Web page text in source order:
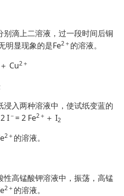
别滴上二溶液，过一段时间后铜
明显现象的是Fe2＋ 的溶液。
＋ Cu2＋
浸入两种溶液中，使试纸变蓝的
I－ = 2 Fe2＋ ＋ I2
2＋ 的溶液。
性高锰酸钾溶液中，振荡，高锰
2＋ 的溶液。